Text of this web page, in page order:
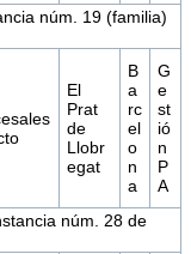
núm. 19 (familia)
El
Prat
de
Llobr
egat
B
a
rc
el
o
n
a
G
e
st
ió
n
P
A
núm. 28 de